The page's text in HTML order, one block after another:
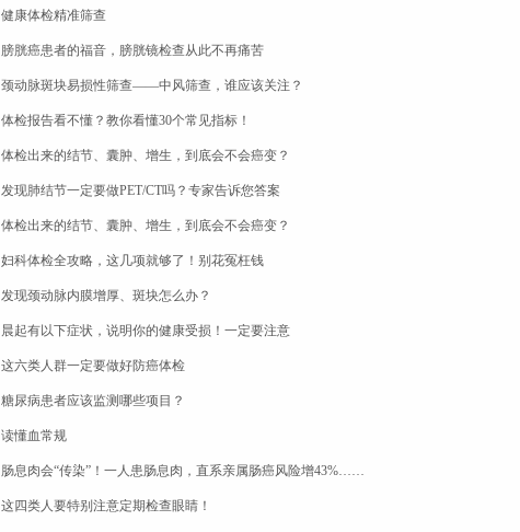
健康体检精准筛查
膀胱癌患者的福音，膀胱镜检查从此不再痛苦
颈动脉斑块易损性筛查——中风筛查，谁应该关注？
体检报告看不懂？教你看懂30个常见指标！
体检出来的结节、囊肿、增生，到底会不会癌变？
发现肺结节一定要做PET/CT吗？专家告诉您答案
体检出来的结节、囊肿、增生，到底会不会癌变？
妇科体检全攻略，这几项就够了！别花冤枉钱
发现颈动脉内膜增厚、斑块怎么办？
晨起有以下症状，说明你的健康受损！一定要注意
这六类人群一定要做好防癌体检
糖尿病患者应该监测哪些项目？
读懂血常规
肠息肉会“传染”！一人患肠息肉，直系亲属肠癌风险增43%……
这四类人要特别注意定期检查眼睛！